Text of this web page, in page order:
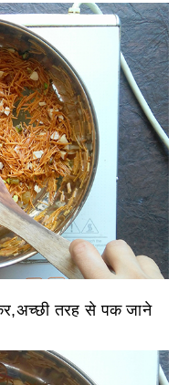
तरह से पक जाने